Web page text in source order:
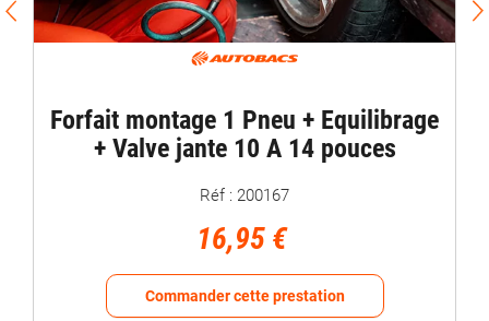
montage 1 Pneu + Equilibrage
+ Valve jante 10 A 14 pouces
Commander cette prestation